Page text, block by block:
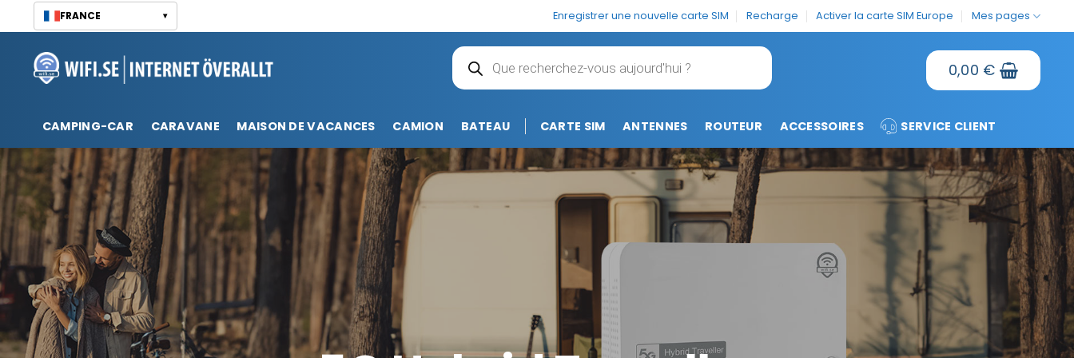
Passer
au
contenu
FRANCE ▾ Enregistrer une nouvelle carte SIM Recharge Activer la carte SIM Europe Mes pages
Recherche
de
produits 0,00 €
CAMPING-CAR CARAVANE MAISON DE VACANCES CAMION BATEAU CARTE SIM ANTENNES ROUTEUR ACCESSOIRES SERVICE CLIENT